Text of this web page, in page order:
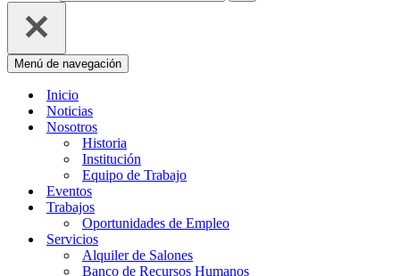
Menú de navegación
Inicio
Noticias
Nosotros
Historia
Institución
Equipo de Trabajo
Eventos
Trabajos
Oportunidades de Empleo
Servicios
Alquiler de Salones
Banco de Recursos Humanos